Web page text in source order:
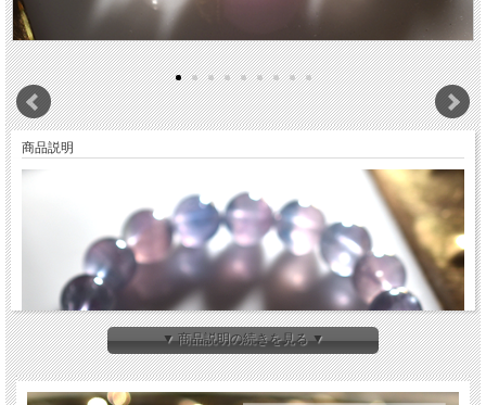
商品説明
▼ 商品説明の続きを見る ▼